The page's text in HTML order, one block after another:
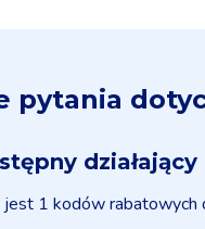
pytania
1 kodów